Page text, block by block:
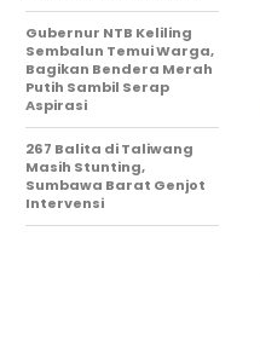
Gubernur NTB Keliling
Sembalun Temui Warga,
Bagikan Bendera Merah
Putih Sambil Serap
Aspirasi
267 Balita di Taliwang
Masih Stunting,
Sumbawa Barat Genjot
Intervensi